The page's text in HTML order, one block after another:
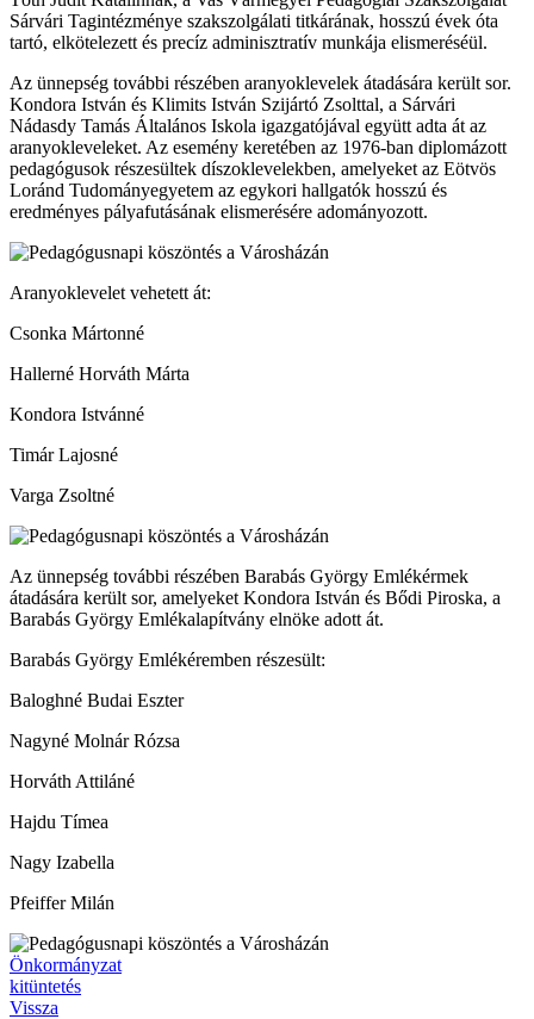
Sárvári Tagintézménye szakszolgálati titkárának, hosszú évek óta
tartó, elkötelezett és precíz adminisztratív munkája elismeréséül.
Az ünnepség további részében aranyoklevelek átadására került sor.
Kondora István és Klimits István Szijártó Zsolttal, a Sárvári
Nádasdy Tamás Általános Iskola igazgatójával együtt adta át az
aranyokleveleket. Az esemény keretében az 1976-ban diplomázott
pedagógusok részesültek díszoklevelekben, amelyeket az Eötvös
Loránd Tudományegyetem az egykori hallgatók hosszú és
eredményes pályafutásának elismerésére adományozott.
Aranyoklevelet vehetett át:
Csonka Mártonné
Hallerné Horváth Márta
Kondora Istvánné
Timár Lajosné
Varga Zsoltné
Az ünnepség további részében Barabás György Emlékérmek
átadására került sor, amelyeket Kondora István és Bődi Piroska, a
Barabás György Emlékalapítvány elnöke adott át.
Barabás György Emlékéremben részesült:
Baloghné Budai Eszter
Nagyné Molnár Rózsa
Horváth Attiláné
Hajdu Tímea
Nagy Izabella
Pfeiffer Milán
Önkormányzat
kitüntetés
Vissza